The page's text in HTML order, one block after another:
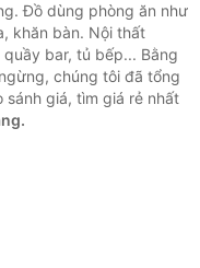
Đồ dùng phòng ăn như
khăn bàn. Nội thất
bar, tủ bếp... Bằng
chúng tôi đã tổng
giá, tìm giá rẻ nhất